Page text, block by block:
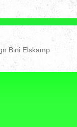
Bini Elskamp